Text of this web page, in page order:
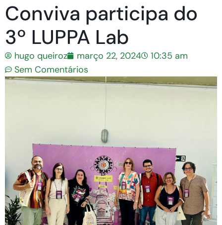
Conviva participa do
3º LUPPA Lab
hugo queiroz março 22, 2024
10:35 am
Sem Comentários